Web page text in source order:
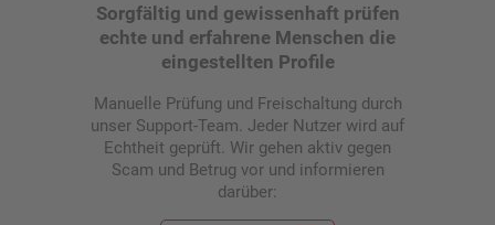
Sorgfältig und gewissenhaft prüfen
echte und erfahrene Menschen die
eingestellten Profile
Manuelle Prüfung und Freischaltung durch
unser Support-Team. Jeder Nutzer wird auf
Echtheit geprüft. Wir gehen aktiv gegen
Scam und Betrug vor und informieren
darüber: